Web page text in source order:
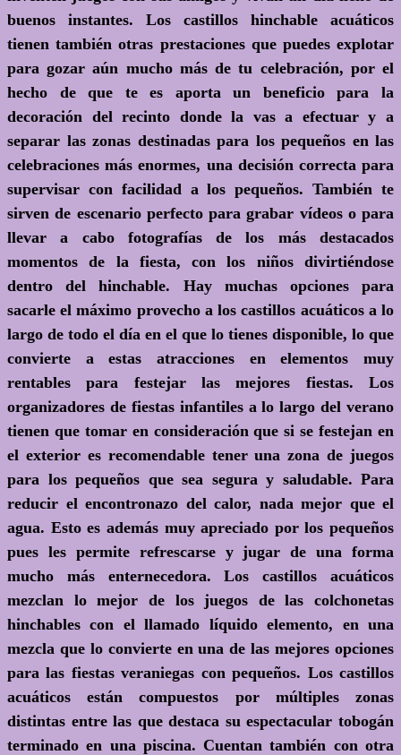
buenos instantes. Los castillos hinchable acuáticos
tienen también otras prestaciones que puedes explotar
para gozar aún mucho más de tu celebración, por el
hecho de que te es aporta un beneficio para la
decoración del recinto donde la vas a efectuar y a
separar las zonas destinadas para los pequeños en las
celebraciones más enormes, una decisión correcta para
supervisar con facilidad a los pequeños. También te
sirven de escenario perfecto para grabar vídeos o para
llevar a cabo fotografías de los más destacados
momentos de la fiesta, con los niños divirtiéndose
dentro del hinchable. Hay muchas opciones para
sacarle el máximo provecho a los castillos acuáticos a lo
largo de todo el día en el que lo tienes disponible, lo que
convierte a estas atracciones en elementos muy
rentables para festejar las mejores fiestas. Los
organizadores de fiestas infantiles a lo largo del verano
tienen que tomar en consideración que si se festejan en
el exterior es recomendable tener una zona de juegos
para los pequeños que sea segura y saludable. Para
reducir el encontronazo del calor, nada mejor que el
agua. Esto es además muy apreciado por los pequeños
pues les permite refrescarse y jugar de una forma
mucho más enternecedora. Los castillos acuáticos
mezclan lo mejor de los juegos de las colchonetas
hinchables con el llamado líquido elemento, en una
mezcla que lo convierte en una de las mejores opciones
para las fiestas veraniegas con pequeños. Los castillos
acuáticos están compuestos por múltiples zonas
distintas entre las que destaca su espectacular tobogán
terminado en una piscina. Cuentan también con otra